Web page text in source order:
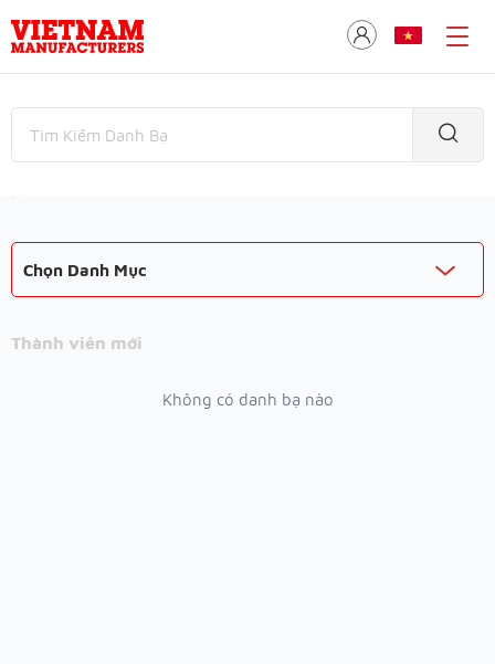
Chọn Danh Mục
Thành viên mới
Không có danh bạ nào